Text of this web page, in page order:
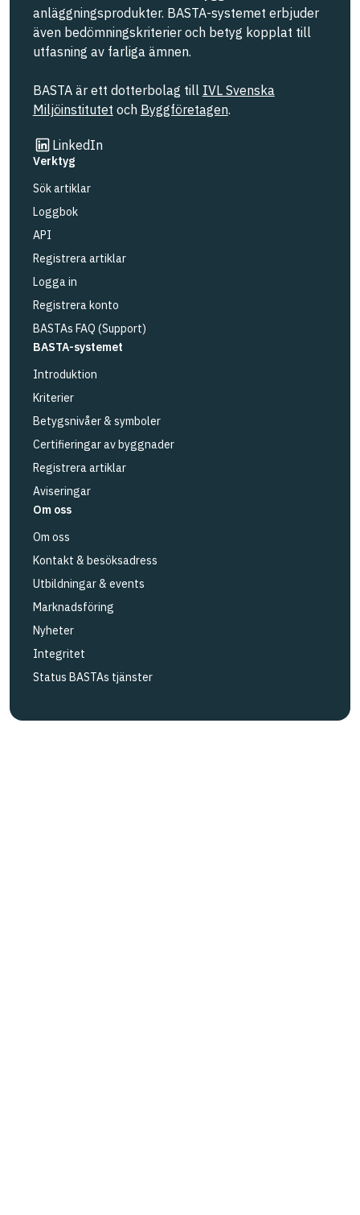
anläggningsprodukter. BASTA-systemet erbjuder
även bedömningskriterier och betyg kopplat till
utfasning av farliga ämnen.
BASTA är ett dotterbolag till IVL Svenska
Miljöinstitutet och Byggföretagen.
LinkedIn
Länk till annan webbplats
Verktyg
Sök artiklar
Loggbok
API
Registrera artiklar
Logga in
Registrera konto
BASTAs FAQ (Support)
BASTA-systemet
Introduktion
Kriterier
Betygsnivåer & symboler
Certifieringar av byggnader
Registrera artiklar
Aviseringar
Om oss
Om oss
Kontakt & besöksadress
Utbildningar & events
Marknadsföring
Nyheter
Integritet
Status BASTAs tjänster